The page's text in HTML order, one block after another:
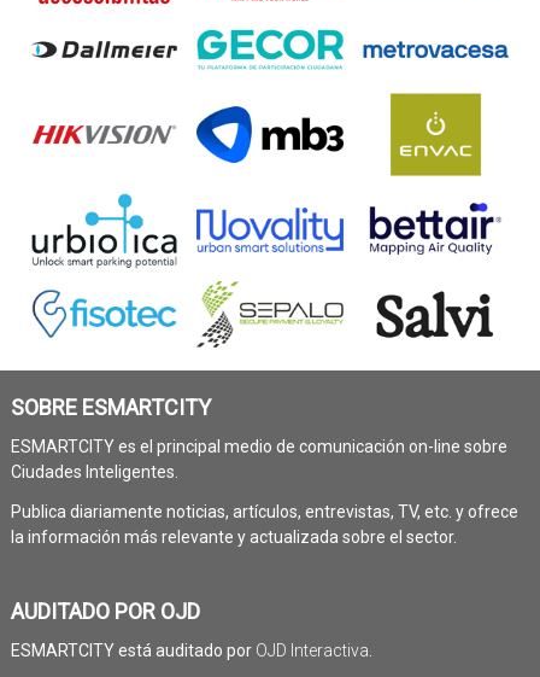
SOBRE ESMARTCITY
ESMARTCITY es el principal medio de comunicación on-line sobre
Ciudades Inteligentes.
Publica diariamente noticias, artículos, entrevistas, TV, etc. y ofrece
la información más relevante y actualizada sobre el sector.
AUDITADO POR OJD
ESMARTCITY está auditado por OJD Interactiva